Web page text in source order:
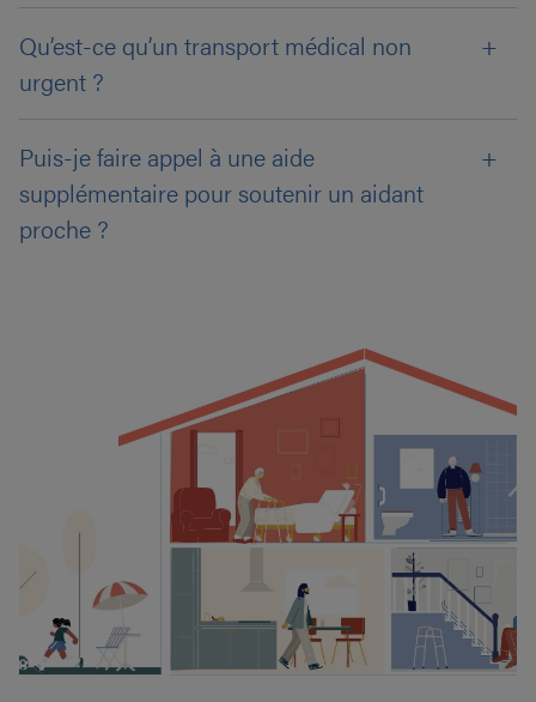
Qu’est-ce qu’un transport médical non
urgent ?
Puis-je faire appel à une aide
supplémentaire pour soutenir un aidant
proche ?